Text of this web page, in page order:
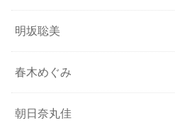
明坂聡美
春木めぐみ
朝日奈丸佳